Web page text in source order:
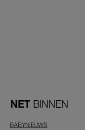
NET BINNEN
BABYNIEUWS